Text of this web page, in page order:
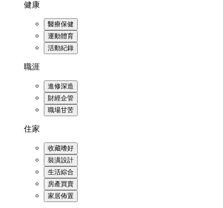
健康
醫療保健
運動體育
活動紀錄
職涯
進修深造
財經企管
職場甘苦
住家
收藏嗜好
裝潢設計
生活綜合
房產買賣
家居佈置